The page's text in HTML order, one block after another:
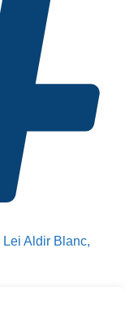
Lei Aldir Blanc,